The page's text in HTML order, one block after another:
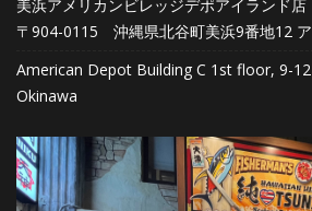
美浜アメリカンビレッジデポアイランド店
〒904-0115 沖縄県北谷町美浜9番地12
American Depot Building C 1st floor, 9-
Okinawa